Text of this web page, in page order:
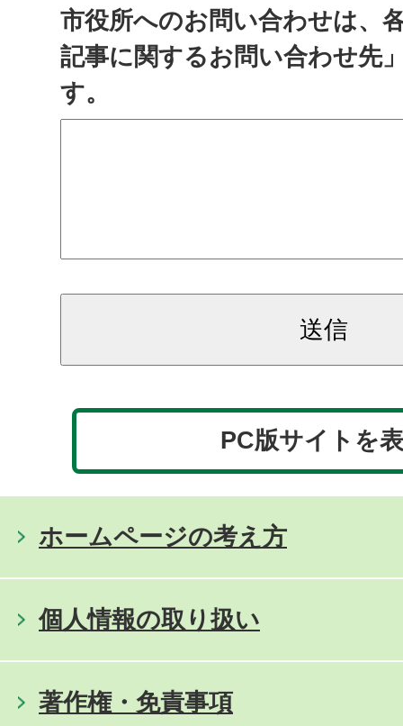
市役所へのお問い合わせは、
記事に関するお問い合わせ先
す。
PC版サイトを
ホームページの考え方
個人情報の取り扱い
著作権・免責事項